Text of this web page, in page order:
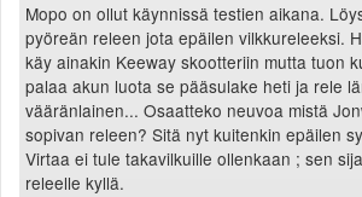
Mopo on ollut käynnissä testien aikana.
pyöreän releen jota epäilen vilkkureleeksi.
käy ainakin Keeway skootteriin mutta tuon
palaa akun luota se pääsulake heti ja rele
vääränlainen... Osaatteko neuvoa mistä
sopivan releen? Sitä nyt kuitenkin epäilen
Virtaa ei tule takavilkuille ollenkaan ; sen
releelle kyllä.